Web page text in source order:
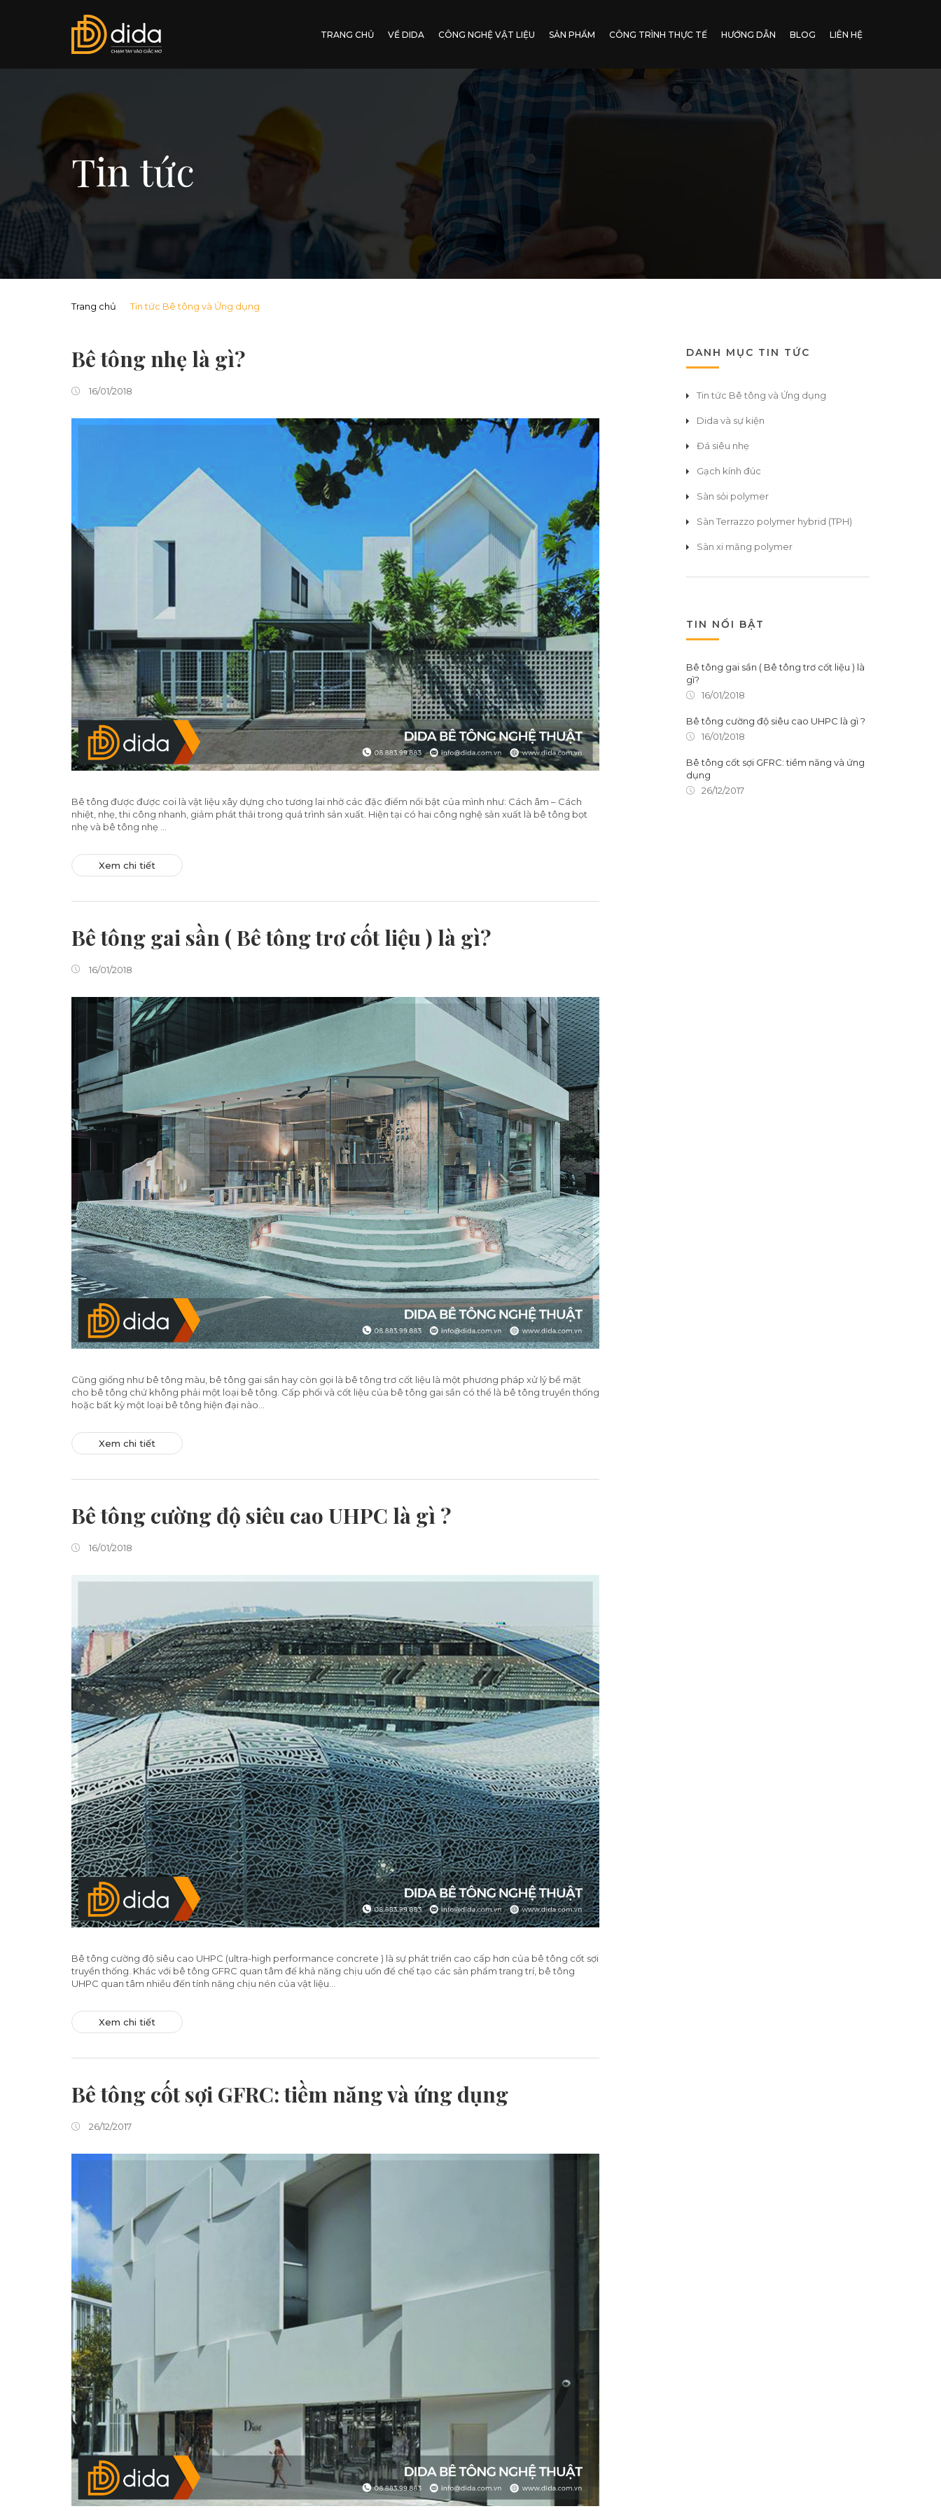
TRANG CHỦ VỀ DIDA CÔNG NGHỆ VẬT LIỆU SẢN PHẨM CÔNG TRÌNH THỰC TẾ HƯỚNG DẪN BLOG LIÊN HỆ
Tin tức
Trang chủ Tin tức Bê tông và Ứng dụng
Bê tông nhẹ là gì?
16/01/2018
Bê tông được được coi là vật liệu xây dựng cho tương lai nhờ các đặc điểm nổi bật của mình như: Cách âm – Cách
nhiệt, nhẹ, thi công nhanh, giảm phát thải trong quá trình sản xuất. Hiện tại có hai công nghệ sản xuất là bê tông bọt
nhẹ và bê tông nhẹ ...
Xem chi tiết
Bê tông gai sần ( Bê tông trơ cốt liệu ) là gì?
16/01/2018
Cũng giống như bê tông màu, bê tông gai sần hay còn gọi là bê tông trơ cốt liệu là một phương pháp xử lý bề mặt
cho bê tông chứ không phải một loại bê tông. Cấp phối và cốt liệu của bê tông gai sần có thể là bê tông truyền thống
hoặc bất kỳ một loại bê tông hiện đại nào...
Xem chi tiết
Bê tông cường độ siêu cao UHPC là gì ?
16/01/2018
Bê tông cường độ siêu cao UHPC (ultra-high performance concrete ) là sự phát triển cao cấp hơn của bê tông cốt sợi
truyền thống. Khác với bê tông GFRC quan tâm đế khả năng chịu uốn để chế tạo các sản phẩm trang trí, bê tông
UHPC quan tâm nhiều đến tính năng chịu nén của vật liệu...
Xem chi tiết
Bê tông cốt sợi GFRC: tiềm năng và ứng dụng
26/12/2017
DANH MỤC TIN TỨC
Tin tức Bê tông và Ứng dụng
Dida và sự kiện
Đá siêu nhẹ
Gạch kính đúc
Sàn sỏi polymer
Sàn Terrazzo polymer hybrid (TPH)
Sàn xi măng polymer
TIN NỔI BẬT
Bê tông gai sần ( Bê tông trơ cốt liệu ) là
gì?
16/01/2018
Bê tông cường độ siêu cao UHPC là gì ?
16/01/2018
Bê tông cốt sợi GFRC: tiềm năng và ứng
dụng
26/12/2017